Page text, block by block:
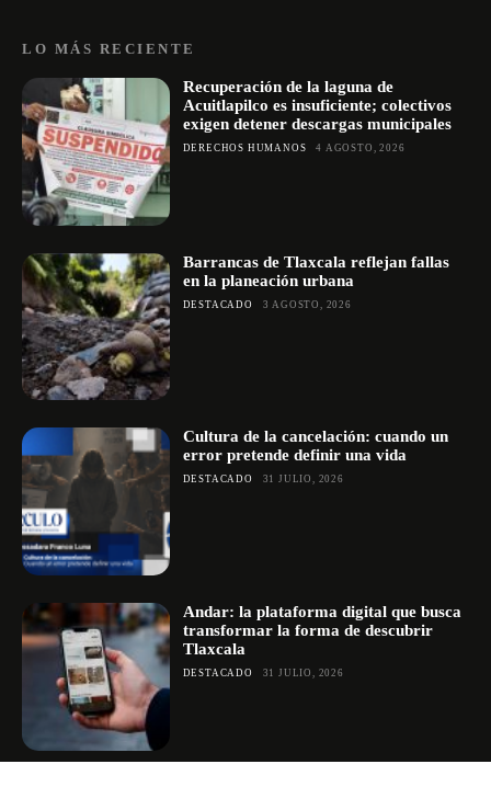
LO MÁS RECIENTE
Recuperación de la laguna de
Acuitlapilco es insuficiente; colectivos
exigen detener descargas municipales
DERECHOS HUMANOS 4 AGOSTO, 2026
Barrancas de Tlaxcala reflejan fallas
en la planeación urbana
DESTACADO 3 AGOSTO, 2026
Cultura de la cancelación: cuando un
error pretende definir una vida
DESTACADO 31 JULIO, 2026
Andar: la plataforma digital que busca
transformar la forma de descubrir
Tlaxcala
DESTACADO 31 JULIO, 2026